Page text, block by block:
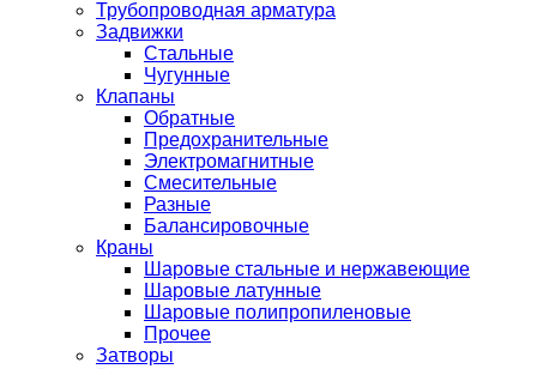
Трубопроводная арматура
Задвижки
Стальные
Чугунные
Клапаны
Обратные
Предохранительные
Электромагнитные
Смесительные
Разные
Балансировочные
Краны
Шаровые стальные и нержавеющие
Шаровые латунные
Шаровые полипропиленовые
Прочее
Затворы